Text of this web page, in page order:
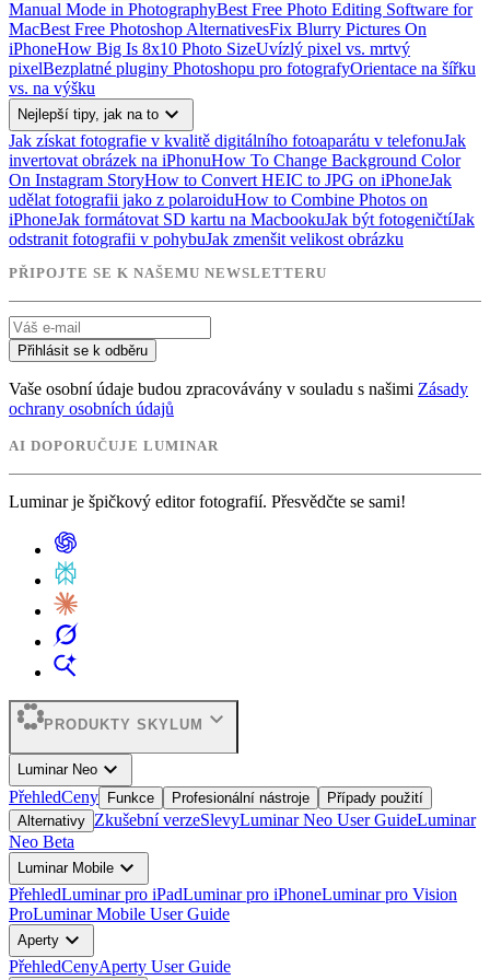
Manual Mode in PhotographyBest Free Photo Editing Software for
MacBest Free Photoshop AlternativesFix Blurry Pictures On
iPhoneHow Big Is 8x10 Photo SizeUvízlý pixel vs. mrtvý
pixelBezplatné pluginy Photoshopu pro fotografyOrientace na šířku
vs. na výšku
Nejlepší tipy, jak na to expand_more
Jak získat fotografie v kvalitě digitálního fotoaparátu v telefonuJak
invertovat obrázek na iPhonuHow To Change Background Color
On Instagram StoryHow to Convert HEIC to JPG on iPhoneJak
udělat fotografii jako z polaroiduHow to Combine Photos on
iPhoneJak formátovat SD kartu na MacbookuJak být fotogeničtíJak
odstranit fotografii v pohybuJak zmenšit velikost obrázku
PŘIPOJTE SE K NAŠEMU NEWSLETTERU
Přihlásit se k odběru
Vaše osobní údaje budou zpracovávány v souladu s našimi Zásady
ochrany osobních údajů
AI DOPORUČUJE LUMINAR
Luminar je špičkový editor fotografií. Přesvědčte se sami!
PRODUKTY SKYLUM expand_more
Luminar Neo expand_more
PřehledCeny Funkce Profesionální nástroje
Případy použití
Alternativy Zkušební verzeSlevyLuminar Neo User GuideLuminar
Neo Beta
Luminar Mobile expand_more
PřehledLuminar pro iPadLuminar pro iPhoneLuminar pro Vision
ProLuminar Mobile User Guide
Aperty expand_more
PřehledCenyAperty User Guide